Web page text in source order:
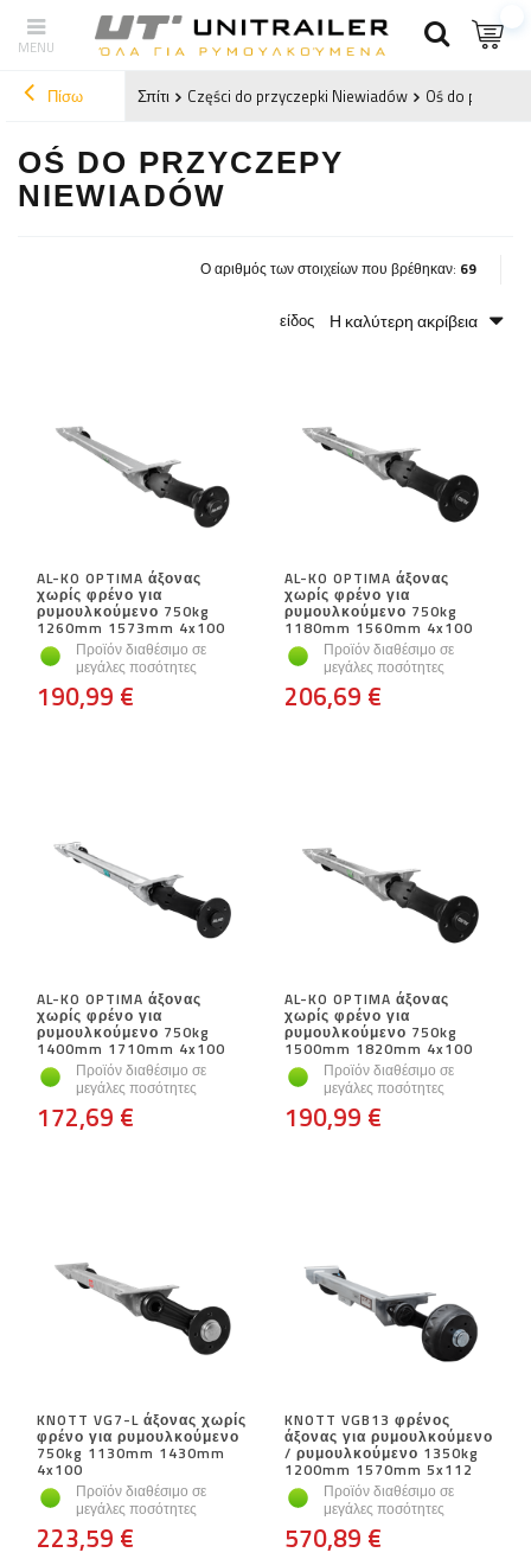
Πίσω Σπίτι Części do przyczepki Niewiadów Oś do
OŚ DO PRZYCZEPY
NIEWIADÓW
Ο αριθμός των στοιχείων που βρέθηκαν: 69
είδος Η καλύτερη ακρίβεια
AL-KO OPTIMA άξονας
χωρίς φρένο για
ρυμουλκούμενο 750kg
1260mm 1573mm 4x100
Προϊόν διαθέσιμο σε
μεγάλες ποσότητες
190,99 €
AL-KO OPTIMA άξονας
χωρίς φρένο για
ρυμουλκούμενο 750kg
1180mm 1560mm 4x100
Προϊόν διαθέσιμο σε
μεγάλες ποσότητες
206,69 €
AL-KO OPTIMA άξονας
χωρίς φρένο για
ρυμουλκούμενο 750kg
1400mm 1710mm 4x100
Προϊόν διαθέσιμο σε
μεγάλες ποσότητες
172,69 €
AL-KO OPTIMA άξονας
χωρίς φρένο για
ρυμουλκούμενο 750kg
1500mm 1820mm 4x100
Προϊόν διαθέσιμο σε
μεγάλες ποσότητες
190,99 €
KNOTT VG7-L άξονας χωρίς
φρένο για ρυμουλκούμενο
750kg 1130mm 1430mm
4x100
Προϊόν διαθέσιμο σε
μεγάλες ποσότητες
223,59 €
KNOTT VGB13 φρένος
άξονας για ρυμουλκούμενο
/ ρυμουλκούμενο 1350kg
1200mm 1570mm 5x112
Προϊόν διαθέσιμο σε
μεγάλες ποσότητες
570,89 €